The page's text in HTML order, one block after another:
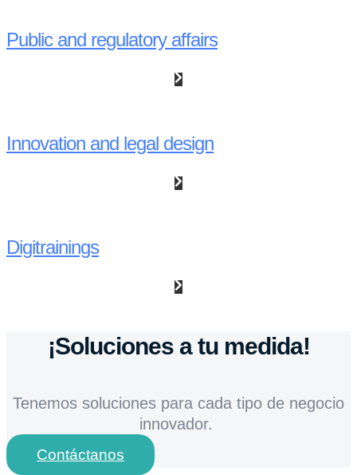
Public and regulatory affairs
Innovation and legal design
Digitrainings
¡Soluciones a tu medida!
Tenemos soluciones para cada tipo de negocio
innovador.
Contáctanos